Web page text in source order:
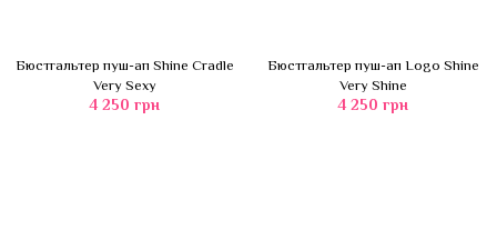
Бюстгальтер пуш-ап Shine Cradle
Very Sexy
4 250 грн
Бюстгальтер пуш-ап Logo Shine
Very Shine
4 250 грн